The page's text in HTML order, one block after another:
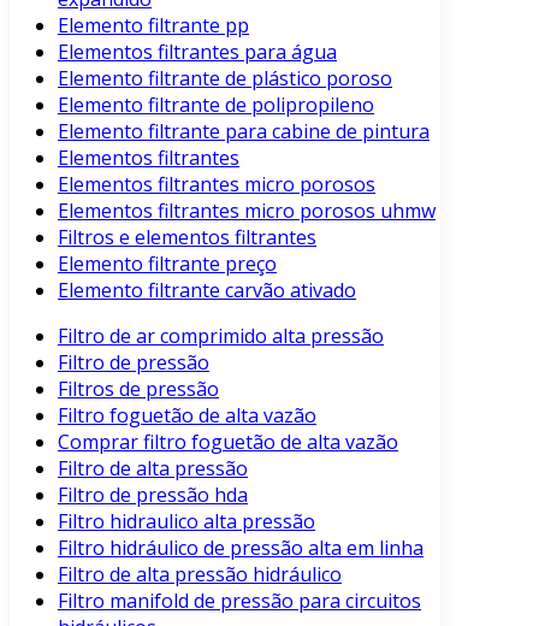
Elemento filtrante pp
Elementos filtrantes para água
Elemento filtrante de plástico poroso
Elemento filtrante de polipropileno
Elemento filtrante para cabine de pintura
Elementos filtrantes
Elementos filtrantes micro porosos
Elementos filtrantes micro porosos uhmw
Filtros e elementos filtrantes
Elemento filtrante preço
Elemento filtrante carvão ativado
Filtro de ar comprimido alta pressão
Filtro de pressão
Filtros de pressão
Filtro foguetão de alta vazão
Comprar filtro foguetão de alta vazão
Filtro de alta pressão
Filtro de pressão hda
Filtro hidraulico alta pressão
Filtro hidráulico de pressão alta em linha
Filtro de alta pressão hidráulico
Filtro manifold de pressão para circuitos